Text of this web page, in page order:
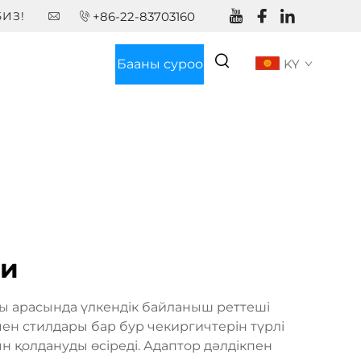
+86-22-83703160
Бааны суроо KY
арасында үлкендік байланыш реттеші
стилдары бар бур чекиргичтерін түрлі
қолдануды өсіреді. Адаптор дәлдікпен